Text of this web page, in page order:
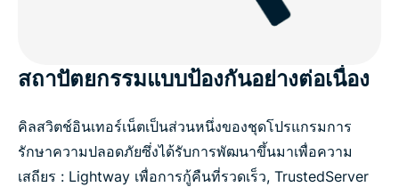
สถาปัตยกรรมแบบป้องกันอย่างต่อเนื่อง
คิลสวิตช์อินเทอร์เน็ตเป็นส่วนหนึ่งของชุดโปรแกรมการ
รักษาความปลอดภัยซึ่งได้รับการพัฒนาขึ้นมาเพื่อความ
เสถียร : Lightway เพื่อการกู้คืนที่รวดเร็ว, TrustedServer